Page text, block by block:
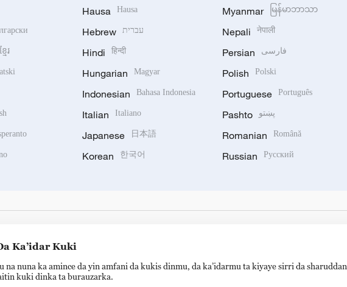
ខ្មែរ
Hausa Hausa
Hebrew עברית
Hindi हिन्दी
Hungarian Magyar
Indonesian Bahasa Indonesia
Italian Italiano
Japanese 日本語
Korean 한국어
Myanmar မြန်မာဘာသာ
Nepali नेपाली
Persian فارسی
Polish Polski
Portuguese Português
Pashto پښتو
Romanian Română
Russian Русский
Ka’idar Kuki
na nuna ka amince da yin amfani da kukis dinmu, da ka’idarmu ta kiyaye sirri da sharuddan
kuki dinka ta burauzarka.